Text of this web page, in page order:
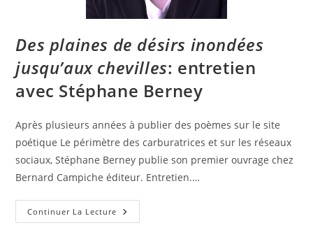
Des plaines de désirs inondées
jusqu’aux chevilles: entretien
avec Stéphane Berney
Après plusieurs années à publier des poèmes sur le site
poétique Le périmètre des carburatrices et sur les réseaux
sociaux, Stéphane Berney publie son premier ouvrage chez
Bernard Campiche éditeur. Entretien.…
Continuer La Lecture